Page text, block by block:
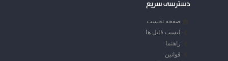
دسترسی سریع
صفحه نخست
لیست فایل ها
راهنما
قوانین